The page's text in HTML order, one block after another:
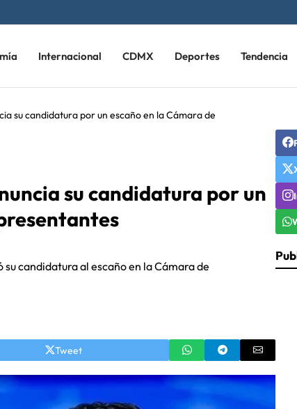
Internacional CDMX Deportes Tendencia
su candidatura por un escaño en la Cámara de
su candidatura por un
candidatura al escaño en la Cámara de
Tweet